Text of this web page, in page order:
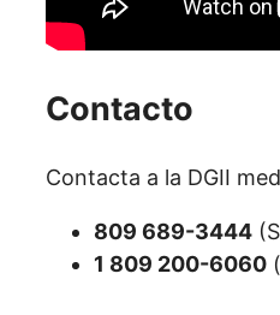
Contacto
Contacta a la DGII
809 689-3444
1 809 200-6060